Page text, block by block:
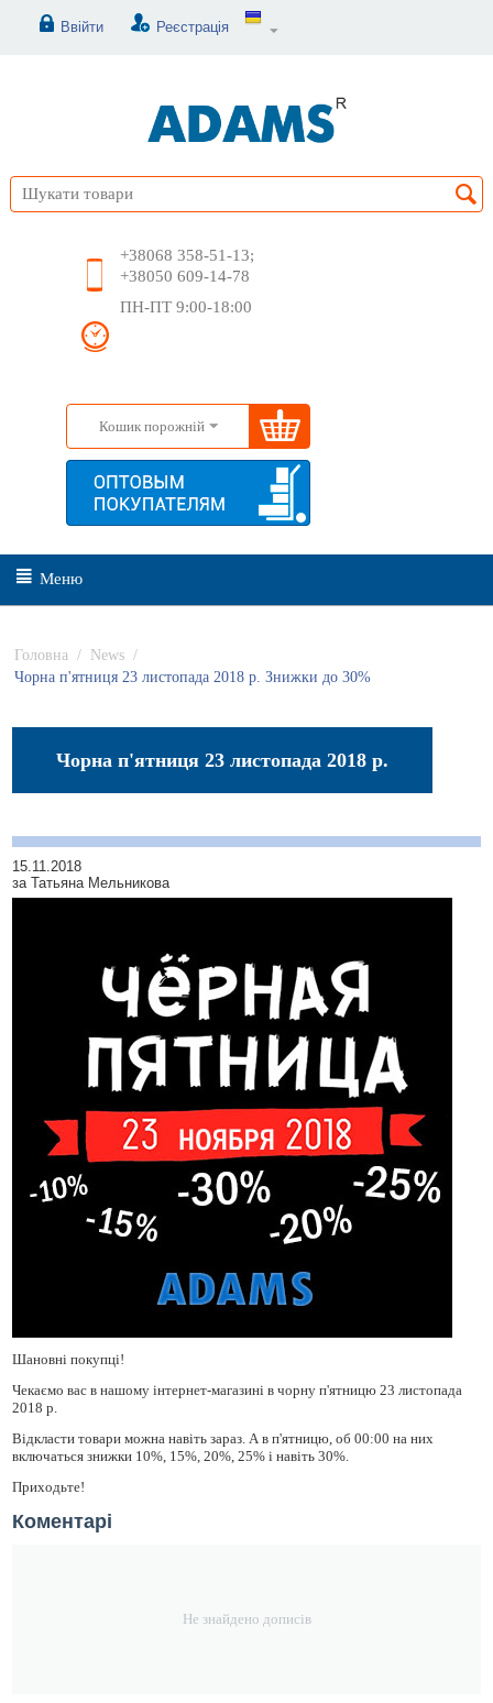
Ввійти Реєстрація
+38068 358-51-13;
+38050 609-14-78
ПН-ПТ 9:00-18:00
Кошик порожній
Меню
Головна / News /
Чорна п'ятниця 23 листопада 2018 р. Знижки до 30%
Чорна п'ятниця 23 листопада 2018 р.
15.11.2018
за Татьяна Мельникова
Шановні покупці!
Чекаємо вас в нашому інтернет-магазині в чорну п'ятницю 23 листопада
2018 р.
Відкласти товари можна навіть зараз. А в п'ятницю, об 00:00 на них
включаться знижки 10%, 15%, 20%, 25% і навіть 30%.
Приходьте!
Коментарі
Не знайдено дописів